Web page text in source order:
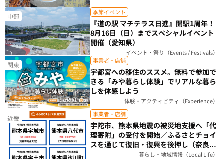
中部 季節イベント
『道の駅 マチテラス日進』開駅1周年！
8月16日（日）までスペシャルイベント
開催（愛知県）
イベント・祭り（Events / Festivals）
関東 事業者・店舗
宇都宮への移住のススメ。無料で参加で
きる「みや暮らし体験」でリアルな暮ら
しを体感しよう
体験・アクティビティ（Experience）
近畿 事業者・店舗
宇陀市、熊本県地震の被災地支援へ「代
理寄附」の受付を開始／ふるさとチョイ
スを通じて復旧・復興を後押し（奈良
暮らし・地域情報（Local Life）